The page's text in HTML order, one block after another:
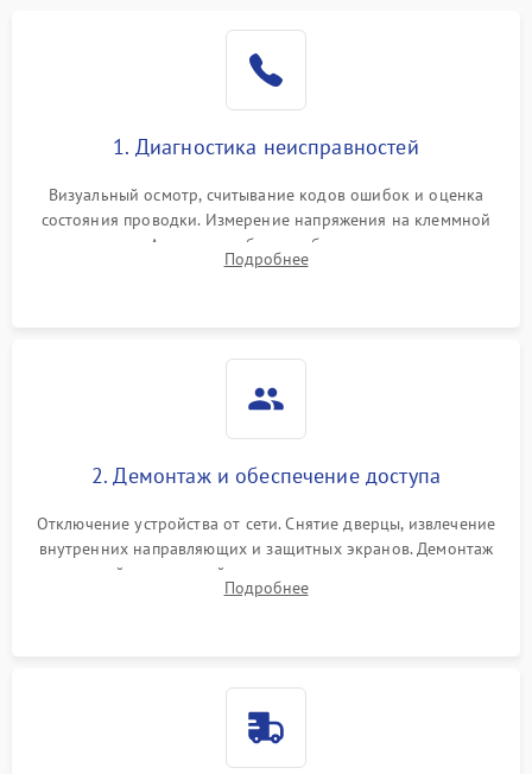
1. Диагностика неисправностей
Визуальный осмотр, считывание кодов ошибок и оценка
состояния проводки. Измерение напряжения на клеммной
колодке. Анализ жалоб на проблемы с нагревом,
конвекцией, панелью управления или блокировкой дверцы.
Подробнее
2. Демонтаж и обеспечение доступа
Отключение устройства от сети. Снятие дверцы, извлечение
внутренних направляющих и защитных экранов. Демонтаж
задней или верхней панели для прямого доступа к
нагревательным элементам, плате и вентиляторам.
Подробнее